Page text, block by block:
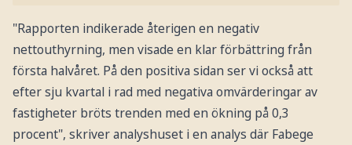
"Rapporten indikerade återigen en negativ
nettouthyrning, men visade en klar förbättring från
första halvåret. På den positiva sidan ser vi också att
efter sju kvartal i rad med negativa omvärderingar av
fastigheter bröts trenden med en ökning på 0,3
procent", skriver analyshuset i en analys där Fabege